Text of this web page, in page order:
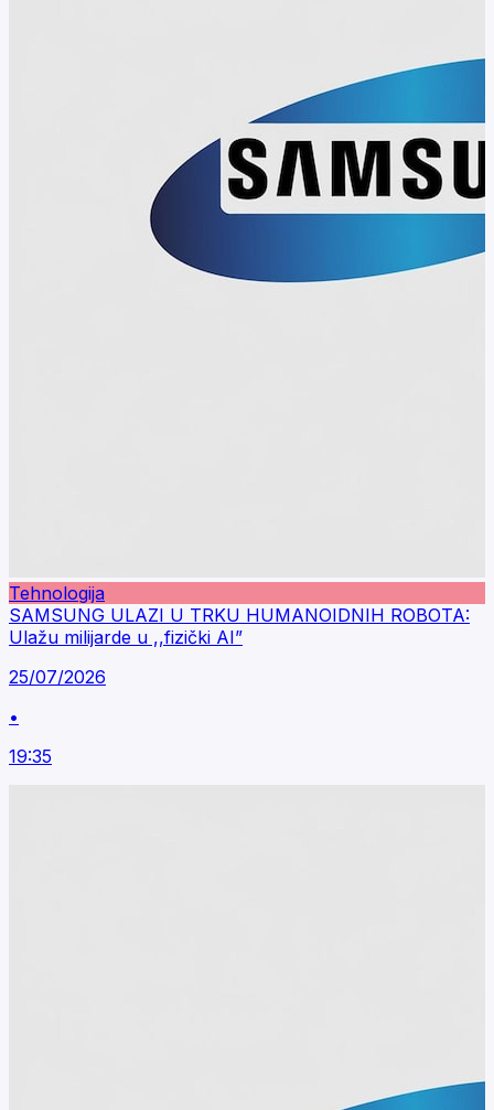
Tehnologija
SAMSUNG ULAZI U TRKU HUMANOIDNIH ROBOTA:
Ulažu milijarde u ,,fizički AI”
25/07/2026
•
19:35